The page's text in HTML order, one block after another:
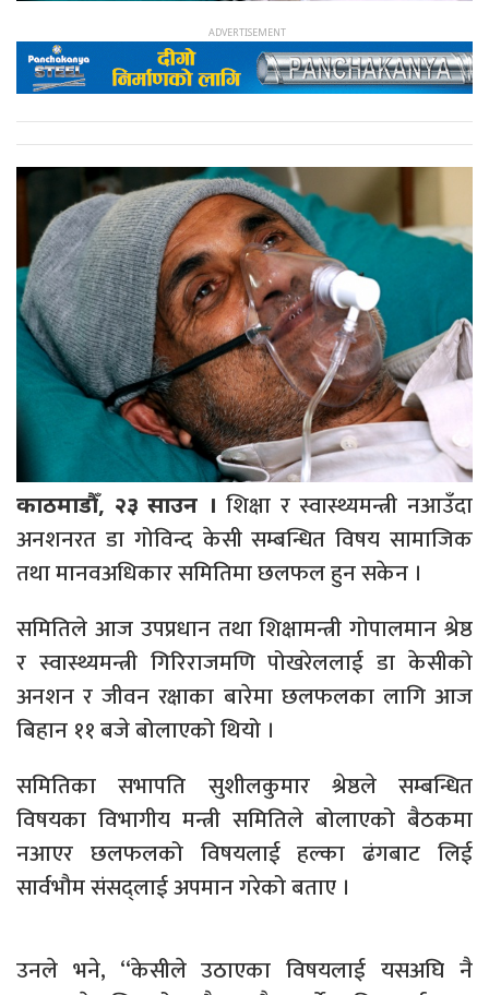
काठमाडौँ, २३ साउन । शिक्षा र स्वास्थ्यमन्त्री नआउँदा
अनशनरत डा गोविन्द केसी सम्बन्धित विषय सामाजिक
तथा मानवअधिकार समितिमा छलफल हुन सकेन ।
समितिले आज उपप्रधान तथा शिक्षामन्त्री गोपालमान श्रेष्ठ
र स्वास्थ्यमन्त्री गिरिराजमणि पोखरेललाई डा केसीको
अनशन र जीवन रक्षाका बारेमा छलफलका लागि आज
बिहान ११ बजे बोलाएको थियो ।
समितिका सभापति सुशीलकुमार श्रेष्ठले सम्बन्धित
विषयका विभागीय मन्त्री समितिले बोलाएको बैठकमा
नआएर छलफलको विषयलाई हल्का ढंगबाट लिई
सार्वभौम संसद्लाई अपमान गरेको बताए ।
उनले भने, ‘‘केसीले उठाएका विषयलाई यसअघि नै